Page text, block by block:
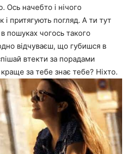
Ось начебто і нічого
і притягують погляд. А ти тут
пошуках чогось такого
відчуваєш, що губишся в
втекти за порадами
за тебе знає тебе? Ніхто.